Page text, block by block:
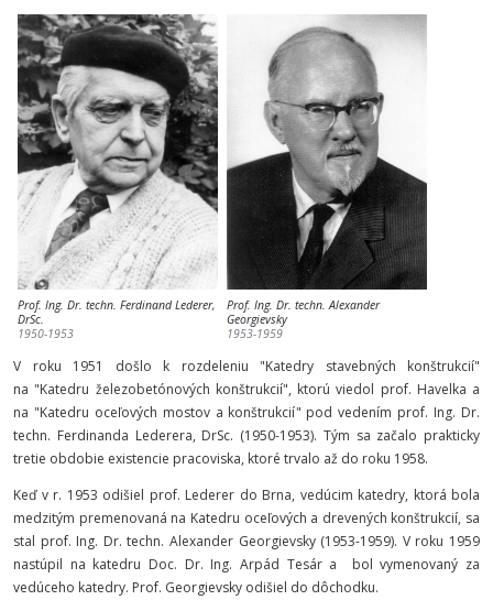
Prof. Ing. Dr. techn. Ferdinand Lederer,
DrSc.
1950-1953
Prof. Ing. Dr. techn. Alexander
Georgievsky
1953-1959
V roku 1951 došlo k rozdeleniu "Katedry stavebných konštrukcií"
na "Katedru železobetónových konštrukcií", ktorú viedol prof. Havelka a
na "Katedru oceľových mostov a konštrukcií" pod vedením prof. Ing. Dr.
techn. Ferdinanda Lederera, DrSc. (1950-1953). Tým sa začalo prakticky
tretie obdobie existencie pracoviska, ktoré trvalo až do roku 1958.
Keď v r. 1953 odišiel prof. Lederer do Brna, vedúcim katedry, ktorá bola
medzitým premenovaná na Katedru oceľových a drevených konštrukcií, sa
stal prof. Ing. Dr. techn. Alexander Georgievsky (1953-1959). V roku 1959
nastúpil na katedru Doc. Dr. Ing. Arpád Tesár a bol vymenovaný za
vedúceho katedry. Prof. Georgievsky odišiel do dôchodku.